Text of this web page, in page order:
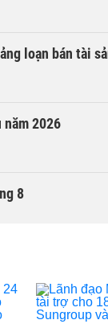
loạn bán tài
năm 2026
8
HOSE